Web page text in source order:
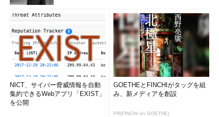
NICT、サイバー脅威情報を自動
集約できるWebアプリ「EXIST」
を公開
GOETHEとFINCHIがタッグを組
み、新メディアを創設
PR(FINCHI on GOETHE)